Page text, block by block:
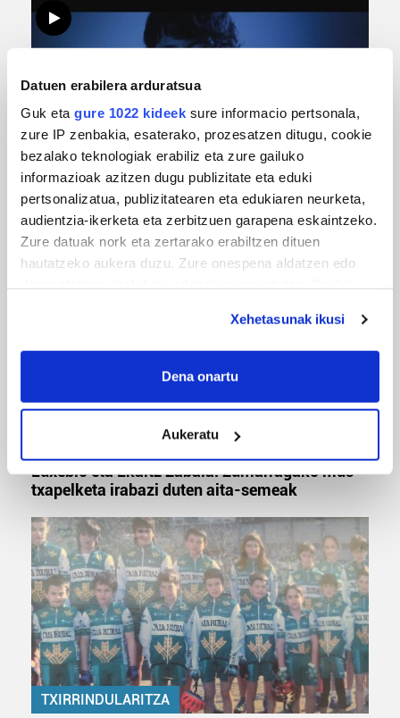
Datuen erabilera arduratsua
Guk eta gure 1022 kideek sure informacio pertsonala,
zure IP zenbakia, esaterako, prozesatzen ditugu, cookie
bezalako teknologiak erabiliz eta zure gailuko
informazioak azitzen dugu publizitate eta eduki
pertsonalizatua, publizitatearen eta edukiaren neurketa,
audientzia-ikerketa eta zerbitzuen garapena eskaintzeko.
Zure datuak nork eta zertarako erabiltzen dituen
hautatzeko aukera duzu. Zure onespena aldatzen edo
If you allow, we would also like to:
Collect information about your geographical
Identify your device by actively scanning it for
specific characteristics (fingerprinting)
Find out more about how your personal data is processed
Guk eta gure bazkideek zure datu pertsonalak
prozesatzen ditugu, zure IP zenbakia, besteak beste,
teknologia erabiliz, cookieak adibidez, iragarki eta eduki
pertsonalizatuak eskaintzeko, iragarkiak eta edukia
neurtzeko, jendeari buruzko informazioa biltzeko eta
produktuak garatzeko. Zure datuak nork eta zertarako
erabiltzen dituen hauta dezakezu.
Xehetasunak ikusi
Dena onartu
Aukeratu
MUSIKA
Odik berria ezagutzeko aukera 'KimiK' eta
'Amaaaa!' abestiekin
Euxebio eta Ekaitz Zabala: Zumarragako mus
txapelketa irabazi duten aita-semeak
TXIRRINDULARITZA